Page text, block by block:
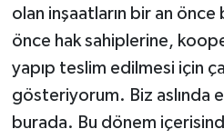
olan inşaatların bir an önce
önce hak sahiplerine,
yapıp teslim edilmesi için
gösteriyorum. Biz aslında
burada. Bu dönem